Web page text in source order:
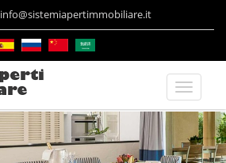
info@sistemiapertimmobiliare.it